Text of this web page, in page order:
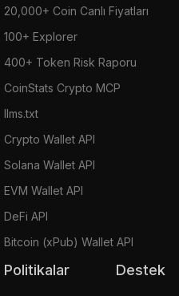
20,000+ Coin Canlı Fiyatları
100+ Explorer
400+ Token Risk Raporu
CoinStats Crypto MCP
llms.txt
Crypto Wallet API
Solana Wallet API
EVM Wallet API
DeFi API
Bitcoin (xPub) Wallet API
Politikalar Destek